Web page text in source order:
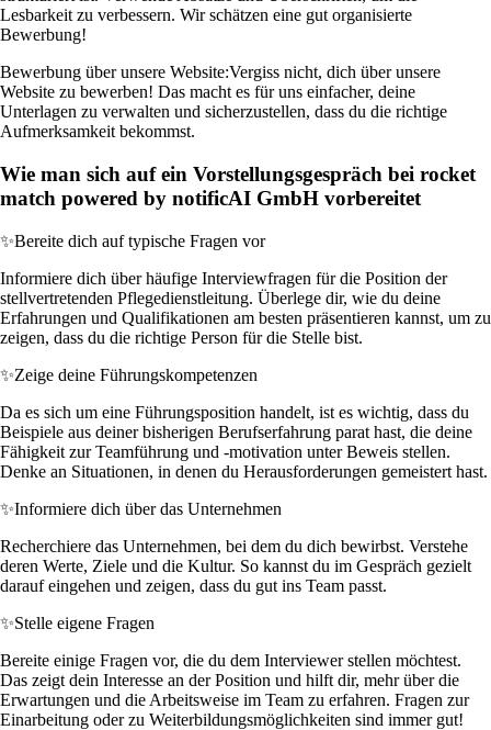
Lesbarkeit zu verbessern. Wir schätzen eine gut organisierte
Bewerbung!
Bewerbung über unsere Website:Vergiss nicht, dich über unsere
Website zu bewerben! Das macht es für uns einfacher, deine
Unterlagen zu verwalten und sicherzustellen, dass du die richtige
Aufmerksamkeit bekommst.
Wie man sich auf ein Vorstellungsgespräch bei rocket
match powered by notificAI GmbH vorbereitet
✨Bereite dich auf typische Fragen vor
Informiere dich über häufige Interviewfragen für die Position der
stellvertretenden Pflegedienstleitung. Überlege dir, wie du deine
Erfahrungen und Qualifikationen am besten präsentieren kannst, um zu
zeigen, dass du die richtige Person für die Stelle bist.
✨Zeige deine Führungskompetenzen
Da es sich um eine Führungsposition handelt, ist es wichtig, dass du
Beispiele aus deiner bisherigen Berufserfahrung parat hast, die deine
Fähigkeit zur Teamführung und -motivation unter Beweis stellen.
Denke an Situationen, in denen du Herausforderungen gemeistert hast.
✨Informiere dich über das Unternehmen
Recherchiere das Unternehmen, bei dem du dich bewirbst. Verstehe
deren Werte, Ziele und die Kultur. So kannst du im Gespräch gezielt
darauf eingehen und zeigen, dass du gut ins Team passt.
✨Stelle eigene Fragen
Bereite einige Fragen vor, die du dem Interviewer stellen möchtest.
Das zeigt dein Interesse an der Position und hilft dir, mehr über die
Erwartungen und die Arbeitsweise im Team zu erfahren. Fragen zur
Einarbeitung oder zu Weiterbildungsmöglichkeiten sind immer gut!